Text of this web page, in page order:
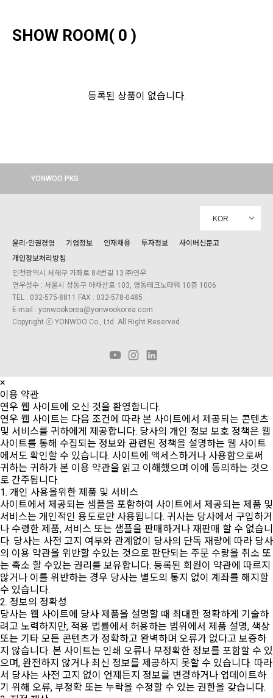
SHOW ROOM( 0 )
등록된 상품이 없습니다.
YONWOO PKG
IMPORTLIMITED
AROMATIC
윤리·인권경영 기업정보 인재채용 투자정보
사이버신문고
개인정보처리방침
인천광역시 서해구 가좌로 84번길 13 ㈜연우
연우성수 : 서울시 성동구 아차산로 103, 영동테크노타워 10층 1006
TEL : 032-575-8811 FAX : 032-578-0485
E-mail : yonwookorea@yonwookorea.com
Copyright ⓒ YONWOO Co., Ltd. All Right Reserved.
×
이용 약관
연우 웹 사이트에 오신 것을 환영합니다.
연우 웹 사이트는 다음 조건에 따라 본 사이트에서 제공되는 콘텐츠
및 서비스를 귀하에게 제공합니다. 당사의 개인 정보 보호 정책은 웹
사이트를 통해 수집되는 정보와 관련된 정책을 설명하는 웹 사이트
에서도 확인할 수 있습니다. 사이트에 액세스하거나 사용함으로써
귀하는 귀하가 본 이용 약관을 읽고 이해했으며 이에 동의하는 것으
로 간주됩니다.
1. 개인 사용을위한 제품 및 서비스
사이트에서 제공되는 샘플을 포함하여 사이트에서 제공되는 제품 및
서비스는 개인적인 용도로만 사용됩니다. 귀사는 당사에서 구입하거
나 수령한 제품, 서비스 또는 샘플을 판매하거나 재판매 할 수 없습니
다. 당사는 사전 고지 여부와 관계없이 당사의 단독 재량에 따라 당사
의 이용 약관을 위반할 수있는 것으로 판단되는 주문 수량을 취소 또
는 축소 할 수있는 권리를 보유합니다. 등록된 회원이 약관에 따르지
않거나 이를 위반하는 경우 당사는 별도의 통지 없이 계좌를 해지할
수 있습니다.
2. 정보의 정확성
당사는 웹 사이트에 당사 제품을 설명할 때 최대한 정확하게 기술하
려고 노력하지만, 적용 법률에서 허용하는 범위에서 제품 설명, 색상
또는 기타 모든 콘텐츠가 정확하고 완벽하며 오류가 없다고 보증하
지 않습니다. 본 사이트는 인쇄 오류나 부정확한 정보를 포함할 수 있
으며, 완전하지 않거나 최신 정보를 제공하지 못할 수 있습니다. 따라
서 당사는 사전 고지 없이 언제든지 정보를 변경하거나 업데이트하
기 위해 오류, 부정확 또는 누락을 수정할 수 있는 권한을 갖습니다.